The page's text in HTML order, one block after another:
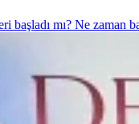
başladı mı? Ne zaman